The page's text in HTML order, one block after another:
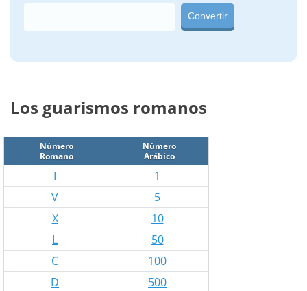
Convertir
Los guarismos romanos
Número
Romano
Número
Arábico
I
1
V
5
X
10
L
50
C
100
D
500